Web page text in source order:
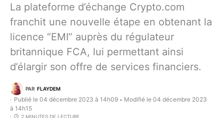
La plateforme d’échange Crypto.com
franchit une nouvelle étape en obtenant la
licence “EMI” auprès du régulateur
britannique FCA, lui permettant ainsi
d’élargir son offre de services financiers.
PAR FLAYDEM
Publié le 04 décembre 2023 à 14h09 • Modifié le 04 décembre 2023
à 14h15
2 MINUTES DE LECTURE